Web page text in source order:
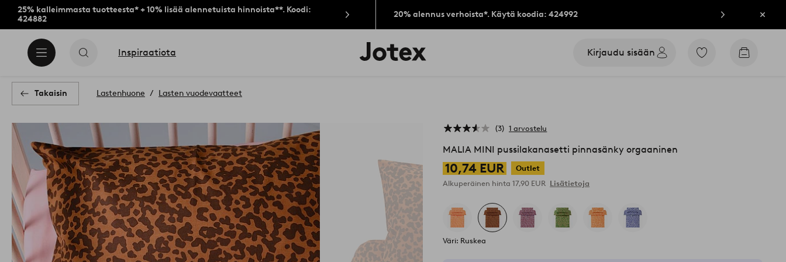
25% kalleimmasta tuotteesta* + 10% lisää alennetuista hinnoista**. Koodi:
424882
20% alennus verhoista*. Käytä koodia: 424992 Sulje
Inspiraatiota
Jotex-
logo
Kirjaudu sisään
Siirry
Siirry
Takaisin Lastenhuone Lasten vuodevaatteet
3 1 arvostelu
MALIA MINI pussilakanasetti pinnasänky orgaaninen
10,74 EUR
Outlet
Alkuperäinen hinta17,90 EUR Lisätietoja
Väri: Ruskea